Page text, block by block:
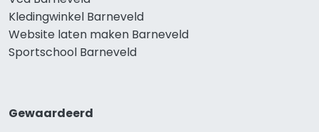
Kledingwinkel Barneveld
Website laten maken Barneveld
Sportschool Barneveld
Gewaardeerd